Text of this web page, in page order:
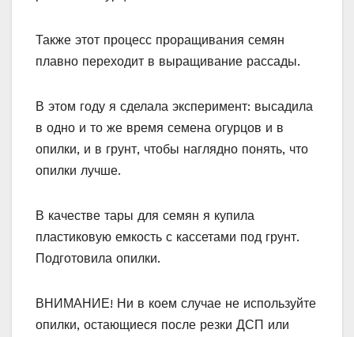
Также этот процесс проращивания семян
плавно переходит в выращивание рассады.
В этом году я сделала эксперимент: высадила
в одно и то же время семена огурцов и в
опилки, и в грунт, чтобы наглядно понять, что
опилки лучше.
В качестве тары для семян я купила
пластиковую емкость с кассетами под грунт.
Подготовила опилки.
ВНИМАНИЕ! Ни в коем случае не используйте
опилки, остающиеся после резки ДСП или